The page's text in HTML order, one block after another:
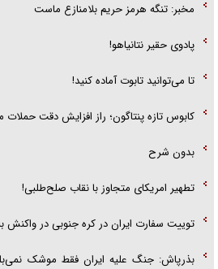
مخبر: تنگه هرمز حریم بلامنازع ماست
پادوی حقیر نتانیاهو!
تا می‌توانید تابوت آماده کنید!
کابوس تازه پنتاگون؛ راز افزایش دقت
بدون شرح
تطهیر امریکای متجاوز با نقاب صلح‌طلبی!
توییت سفارت ایران در کره جنوبی در واکنش
بذرپاش: ‏جنگ علیه ایران فقط موشک